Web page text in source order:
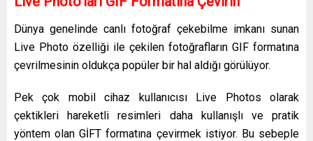
Dünya genelinde canlı fotoğraf çekebilme imkanı sunan
Live Photo özelliği ile çekilen fotoğrafların GIF formatına
çevrilmesinin oldukça popüler bir hal aldığı görülüyor.
Pek çok mobil cihaz kullanıcısı Live Photos olarak
çektikleri hareketli resimleri daha kullanışlı ve pratik
yöntem olan GİFT formatına çevirmek istiyor. Bu sebeple